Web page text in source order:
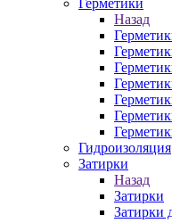
Герметики
Назад
Гидроизоляция
Затирки
Назад
Затирки
Затирки